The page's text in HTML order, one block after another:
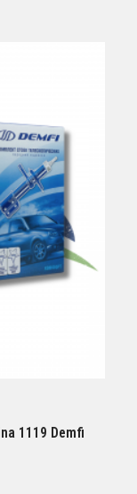
1119 Demfi